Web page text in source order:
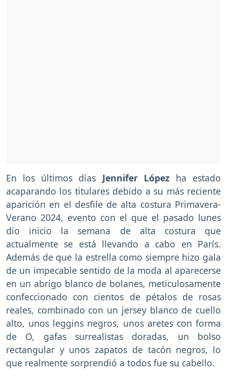
En los últimos días Jennifer López ha estado
acaparando los titulares debido a su más reciente
aparición en el desfile de alta costura Primavera-
Verano 2024, evento con el que el pasado lunes
dio inicio la semana de alta costura que
actualmente se está llevando a cabo en París.
Además de que la estrella como siempre hizo gala
de un impecable sentido de la moda al aparecerse
en un abrigo blanco de bolanes, meticulosamente
confeccionado con cientos de pétalos de rosas
reales, combinado con un jersey blanco de cuello
alto, unos leggins negros, unos aretes con forma
de O, gafas surrealistas doradas, un bolso
rectangular y unos zapatos de tacón negros, lo
que realmente sorprendió a todos fue su cabello.